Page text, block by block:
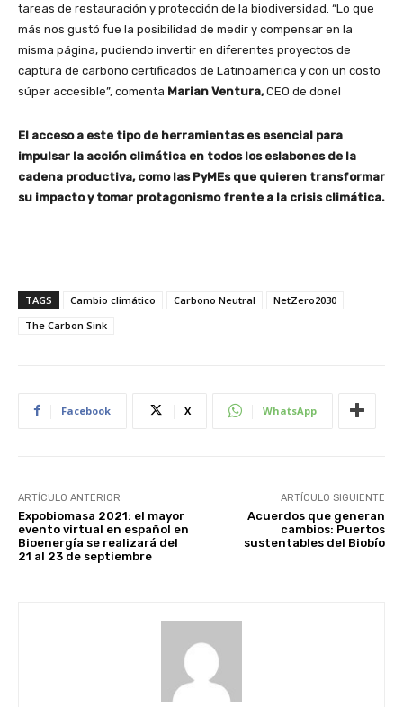
tareas de restauración y protección de la biodiversidad. “Lo que
más nos gustó fue la posibilidad de medir y compensar en la
misma página, pudiendo invertir en diferentes proyectos de
captura de carbono certificados de Latinoamérica y con un costo
súper accesible”, comenta Marian Ventura,CEO de done!
El acceso a este tipo de herramientas es esencial para
impulsar la acción climática en todos los eslabones de la
cadena productiva, como las PyMEs que quieren transformar
su impacto y tomar protagonismo frente a la crisis climática.
TAGS Cambio climático Carbono Neutral
NetZero2030
The Carbon Sink
Facebook X WhatsApp
ARTÍCULO ANTERIOR
Expobiomasa 2021: el mayor
evento virtual en español en
Bioenergía se realizará del
21 al 23 de septiembre
ARTÍCULO SIGUIENTE
Acuerdos que generan
cambios: Puertos
sustentables del Biobío